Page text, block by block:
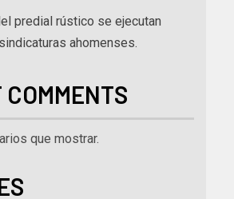
predial rústico se ejecutan
ahomenses.
COMMENTS
que mostrar.